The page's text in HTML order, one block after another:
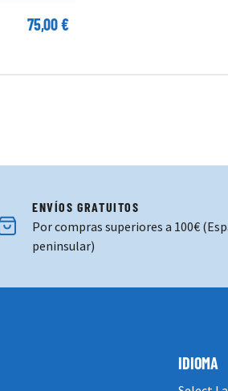
75,00 €
ENVÍOS GRATUITOS
Por compras superiores a 100€
peninsular)
IDIOMA